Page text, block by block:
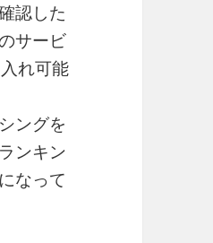
認した
サービ
れ可能
ングを
ンキン
なって